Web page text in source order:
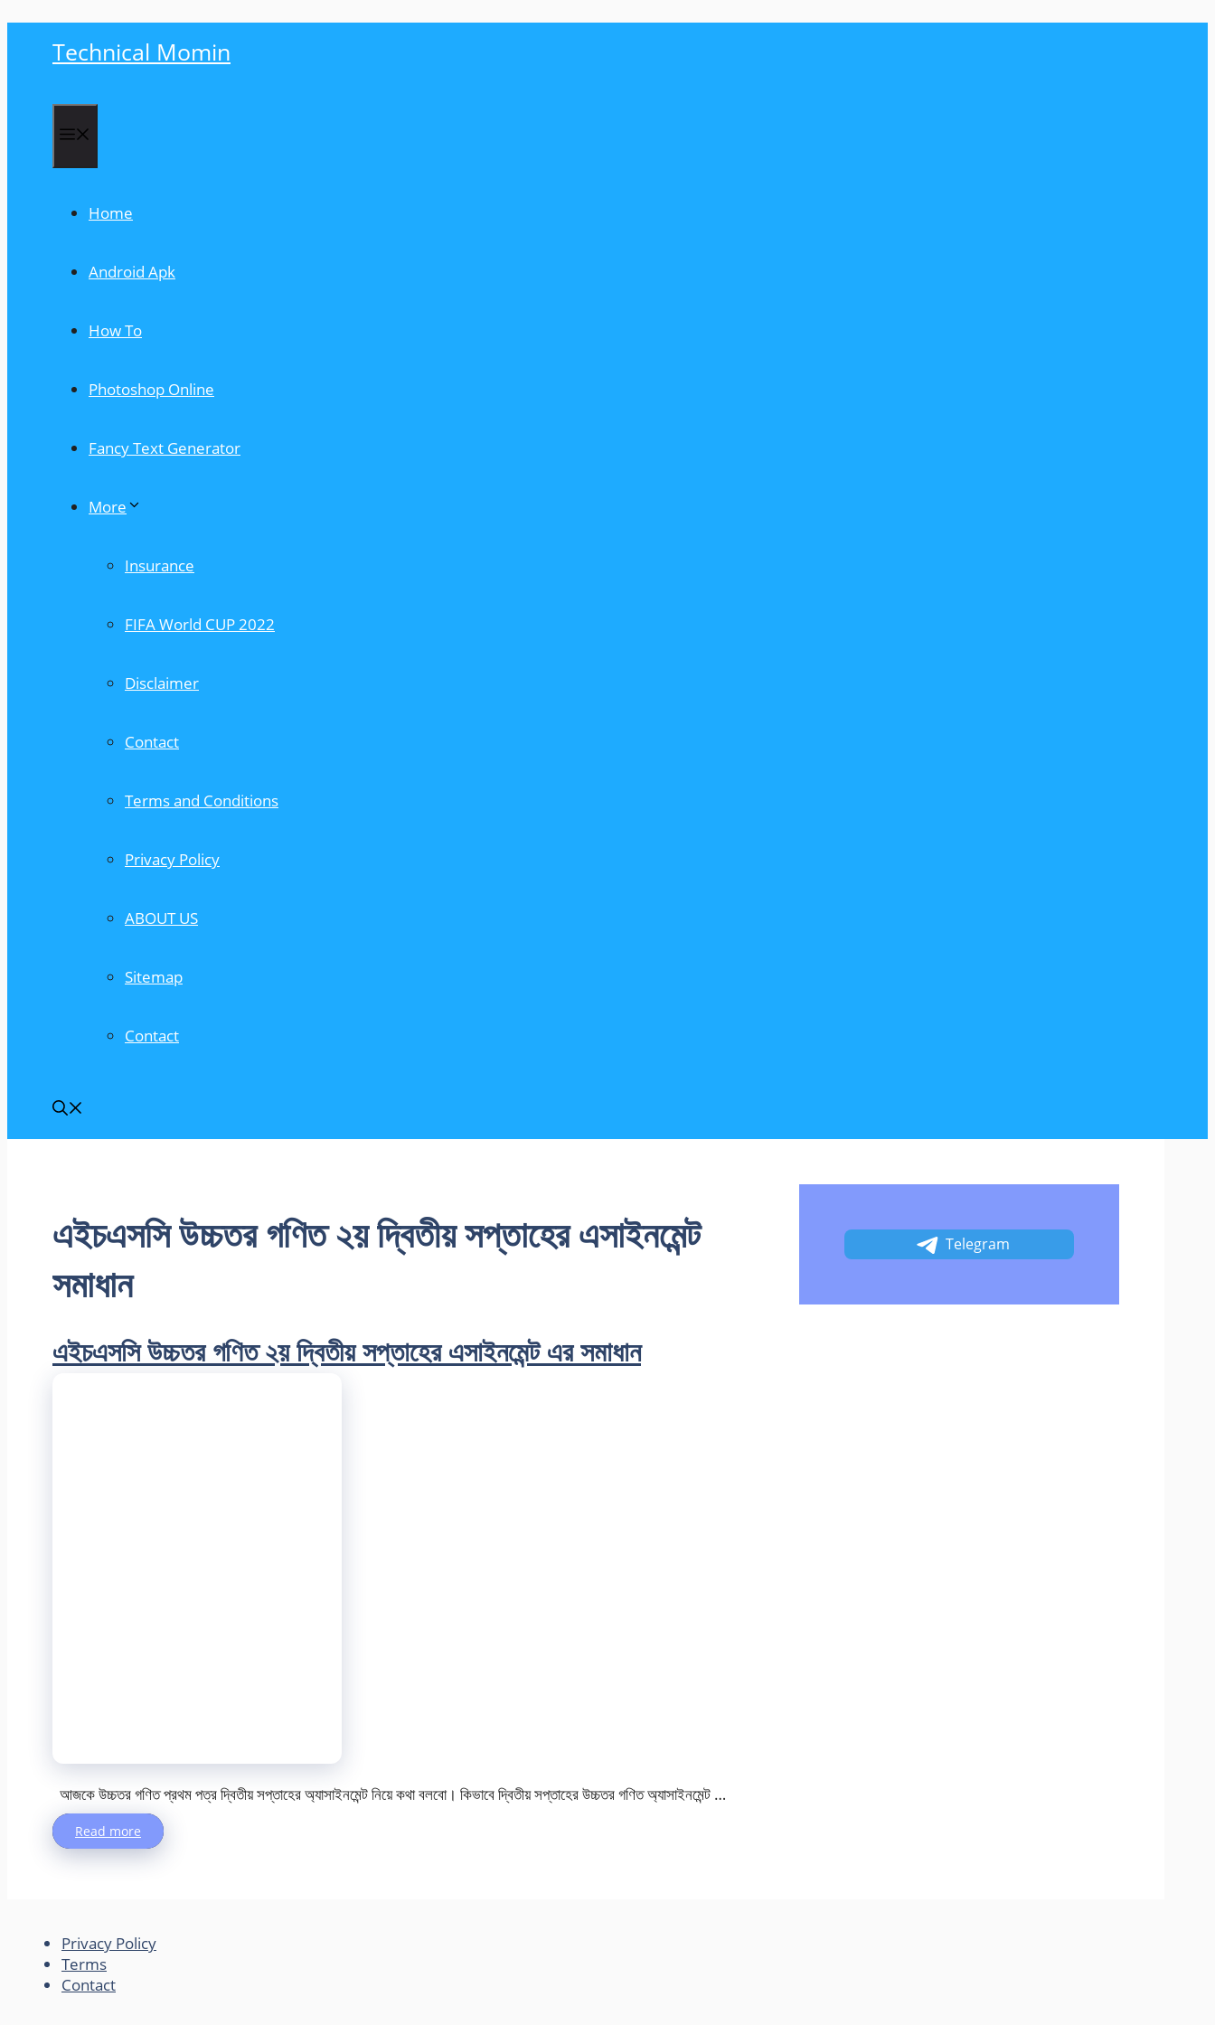
Technical Momin
Home
Android Apk
How To
Photoshop Online
Fancy Text Generator
More
Insurance
FIFA World CUP 2022
Disclaimer
Contact
Terms and Conditions
Privacy Policy
ABOUT US
Sitemap
Contact
এইচএসসি উচ্চতর গণিত ২য় দ্বিতীয় সপ্তাহের এসাইনমেন্ট
সমাধান
এইচএসসি উচ্চতর গণিত ২য় দ্বিতীয় সপ্তাহের এসাইনমেন্ট এর সমাধান
আজকে উচ্চতর গণিত প্রথম পত্র দ্বিতীয় সপ্তাহের অ্যাসাইনমেন্ট নিয়ে কথা বলবো। কিভাবে দ্বিতীয় সপ্তাহের উচ্চতর গণিত অ্যাসাইনমেন্ট …
Read more
Telegram
Privacy Policy
Terms
Contact